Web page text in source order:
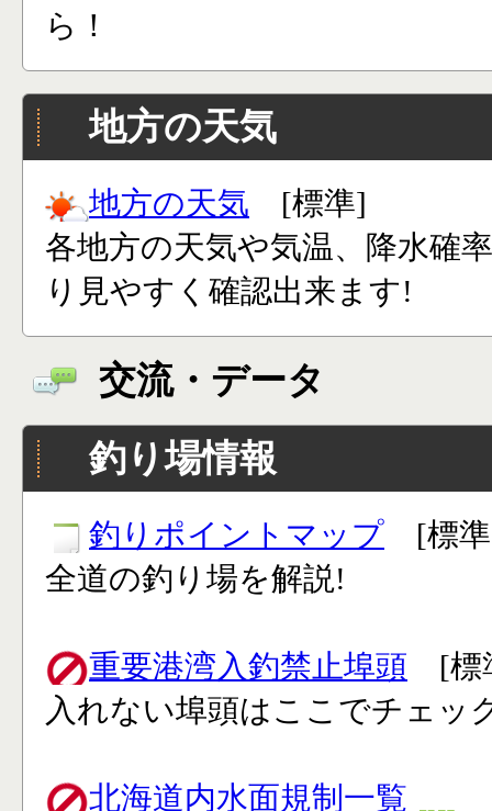
ら！
地方の天気
地方の天気 [標準]
各地方の天気や気温、降水確
り見やすく確認出来ます!
交流・データ
釣り場情報
釣りポイントマップ [標
全道の釣り場を解説!
重要港湾入釣禁止埠頭 [標
入れない埠頭はここでチェッ
北海道内水面規制一覧